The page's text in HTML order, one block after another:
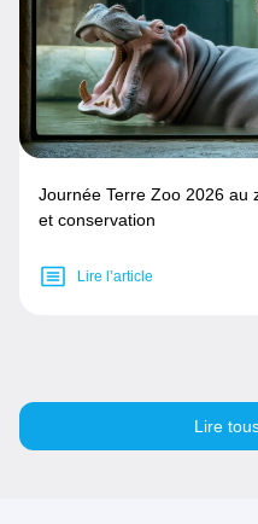
Journée Terre Zoo 2026 au
et conservation
Lire l’article
Lire